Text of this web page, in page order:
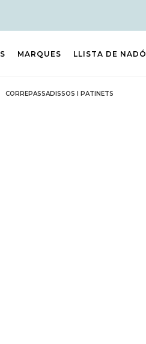
MARQUES LLISTA DE NADÓ
CORREPASSADISSOS I PATINETS